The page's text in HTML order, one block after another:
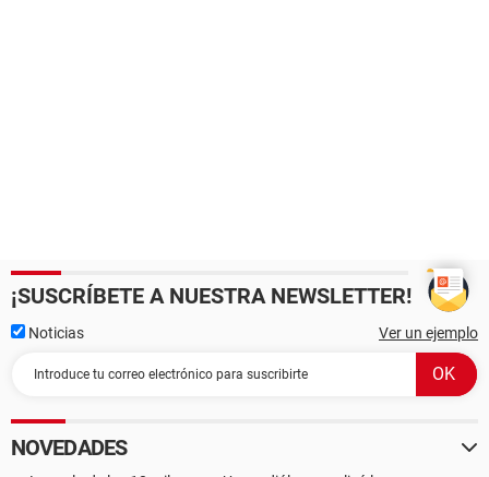
¡SUSCRÍBETE A NUESTRA NEWSLETTER!
Noticias Ver un ejemplo
NOVEDADES